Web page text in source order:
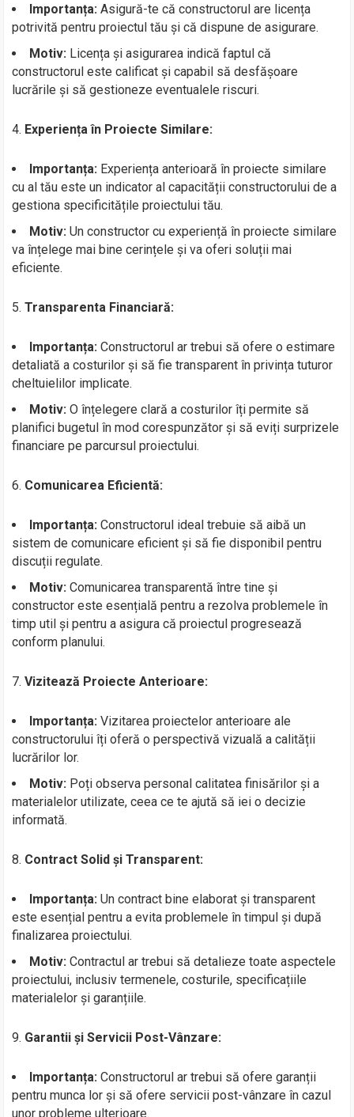
Importanța: Asigură-te că constructorul are licența
potrivită pentru proiectul tău și că dispune de asigurare.
Motiv: Licența și asigurarea indică faptul că
constructorul este calificat și capabil să desfășoare
lucrările și să gestioneze eventualele riscuri.
4. Experiența în Proiecte Similare:
Importanța: Experiența anterioară în proiecte similare
cu al tău este un indicator al capacității constructorului de a
gestiona specificitățile proiectului tău.
Motiv: Un constructor cu experiență în proiecte similare
va înțelege mai bine cerințele și va oferi soluții mai
eficiente.
5.Transparenta Financiară:
Importanța: Constructorul ar trebui să ofere o estimare
detaliată a costurilor și să fie transparent în privința tuturor
cheltuielilor implicate.
Motiv: O înțelegere clară a costurilor îți permite să
planifici bugetul în mod corespunzător și să eviți surprizele
financiare pe parcursul proiectului.
6. Comunicarea Eficientă:
Importanța: Constructorul ideal trebuie să aibă un
sistem de comunicare eficient și să fie disponibil pentru
discuții regulate.
Motiv: Comunicarea transparentă între tine și
constructor este esențială pentru a rezolva problemele în
timp util și pentru a asigura că proiectul progresează
conform planului.
7.Vizitează Proiecte Anterioare:
Importanța: Vizitarea proiectelor anterioare ale
constructorului îți oferă o perspectivă vizuală a calității
lucrărilor lor.
Motiv: Poți observa personal calitatea finisărilor și a
materialelor utilizate, ceea ce te ajută să iei o decizie
informată.
8. Contract Solid și Transparent:
Importanța: Un contract bine elaborat și transparent
este esențial pentru a evita problemele în timpul și după
finalizarea proiectului.
Motiv: Contractul ar trebui să detalieze toate aspectele
proiectului, inclusiv termenele, costurile, specificațiile
materialelor și garanțiile.
9. Garantii și Servicii Post-Vânzare:
Importanța: Constructorul ar trebui să ofere garanții
pentru munca lor și să ofere servicii post-vânzare în cazul
unor probleme ulterioare.